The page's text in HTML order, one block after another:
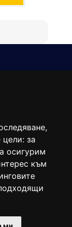
цели: за
осигурим
към